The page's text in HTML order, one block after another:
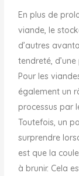
En plus de
viande, le
d’autres
tendreté,
Pour les
également un
processus par
Toutefois, un
surprendre
est que la
à brunir. Cela